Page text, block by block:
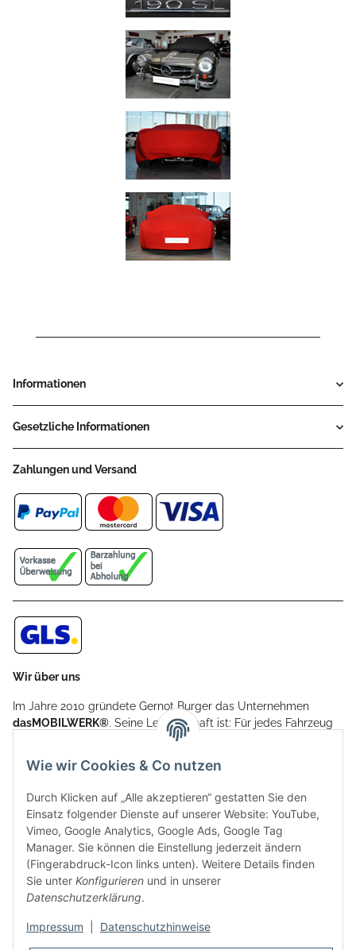
Informationen
Gesetzliche Informationen
Zahlungen und Versand
Wir über uns
Im Jahre 2010 gründete Gernot Burger das Unternehmen
dasMOBILWERK®. Seine Leidenschaft ist: Für jedes Fahrzeug
ein Car Cover anzubieten - passgenau und individuell.
Aufgrund der vielen positiven Kundenrückmeldungen kamen
weitere Produkte, wie Reifenschuhe, Hardtopständer hinzu.
Seine Reifenschoner werden in Deutschland produziert und
sind mit hochwertigen Techniken und Materialien gefertigt.
dasMOBILWERK® ist seit der Gründung ein
Familienunternehmen, welches sich seit 2010 auf
Wachstumskurs befindet. Hier haben Sie zu den üblichen
Geschäftszeiten immer einen persönlichen Ansprechpartner,
sofern Sie Fragen rund um die Produkte von dasMOBILWERK
haben.
Wie wir Cookies & Co nutzen
Durch Klicken auf „Alle akzeptieren“ gestatten Sie den
Einsatz folgender Dienste auf unserer Website: YouTube,
Vimeo, Google Analytics, Google Ads, Google Tag
Manager. Sie können die Einstellung jederzeit ändern
(Fingerabdruck-Icon links unten). Weitere Details finden
Sie unter Konfigurieren und in unserer
Datenschutzerklärung.
Impressum Datenschutzhinweise